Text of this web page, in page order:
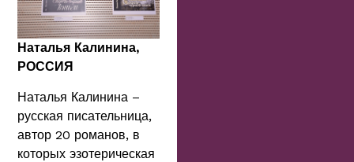
Наталья Калинина,
РОССИЯ
Наталья Калинина –
русская писательница,
автор 20 романов, в
которых эзотерическая